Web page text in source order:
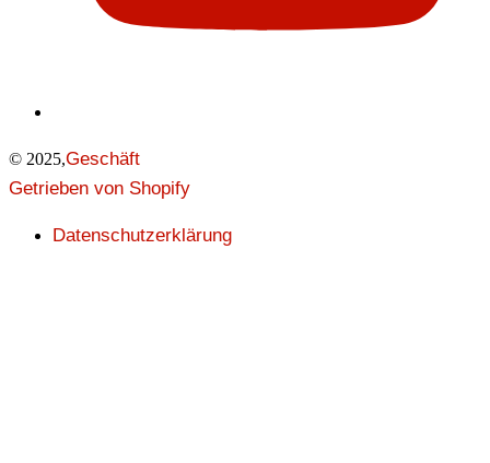
© 2025,Geschäft
Getrieben von Shopify
Datenschutzerklärung